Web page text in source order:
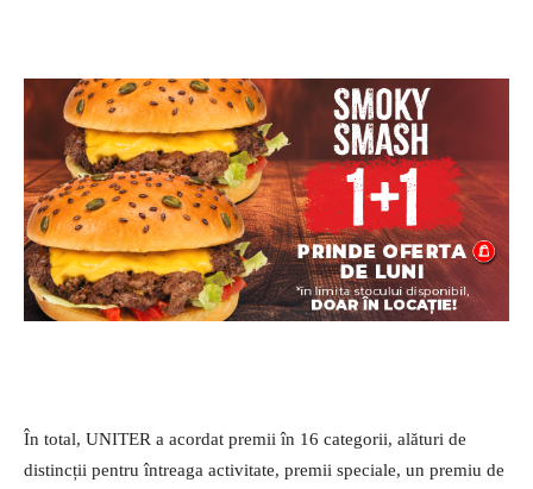
În total, UNITER a acordat premii în 16 categorii, alături de
distincții pentru întreaga activitate, premii speciale, un premiu de